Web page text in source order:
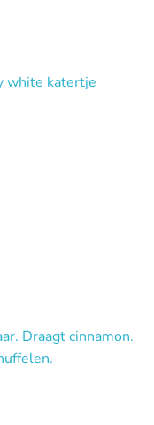
white katertje
Draagt cinnamon.